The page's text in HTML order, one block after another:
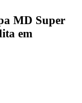
MD Super
em